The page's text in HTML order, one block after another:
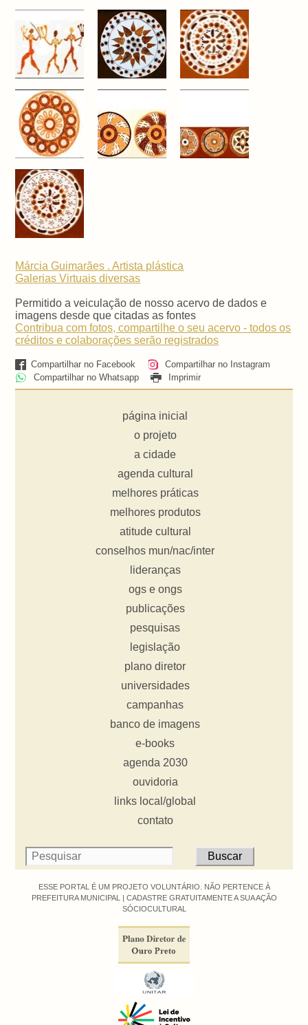
Márcia Guimarães . Artista plástica
Galerias Virtuaisdiversas
Permitido a veiculação de nosso acervo de dados e
imagens desde que citadas as fontes
Contribua com fotos, compartilhe o seu acervo - todos os
créditos e colaborações serão registrados
Compartilhar no Facebook
Compartilhar no Instagram
Compartilhar no Whatsapp
Imprimir
página inicial
o projeto
a cidade
agenda cultural
melhores práticas
melhores produtos
atitude cultural
conselhos mun/nac/inter
lideranças
ogs e ongs
publicações
pesquisas
legislação
plano diretor
universidades
campanhas
banco de imagens
e-books
agenda 2030
ouvidoria
links local/global
contato
ESSE PORTAL É UM PROJETO VOLUNTÁRIO. NÃO PERTENCE À
PREFEITURA MUNICIPAL | CADASTRE GRATUITAMENTE A SUA AÇÃO
SÓCIOCULTURAL